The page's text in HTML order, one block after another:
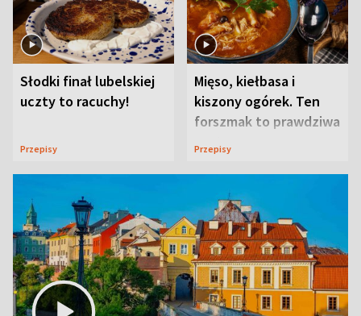
Słodki finał lubelskiej
uczty to racuchy!
Przepisy
Mięso, kiełbasa i
kiszony ogórek. Ten
forszmak to prawdziwa
uczta
Przepisy